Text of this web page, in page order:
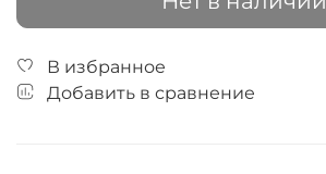
В избранное
Добавить в сравнение